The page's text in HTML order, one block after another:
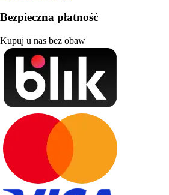
Bezpieczna płatność
Kupuj u nas bez obaw